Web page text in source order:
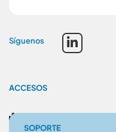
Síguenos
ACCESOS
SOPORTE